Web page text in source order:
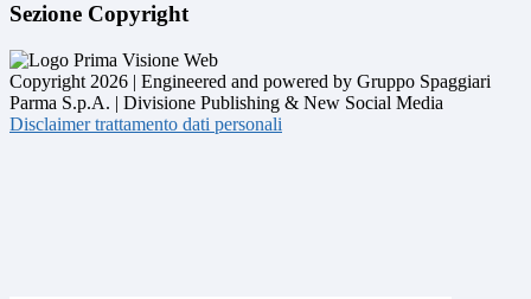
Sezione Copyright
Copyright 2026 | Engineered and powered by Gruppo Spaggiari
Parma S.p.A. | Divisione Publishing & New Social Media
Disclaimer trattamento dati personali